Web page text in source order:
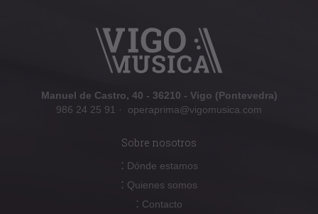
Manuel de Castro, 40 - 36210 - Vigo (Pontevedra)
986 24 25 91 · operaprima@vigomusica.com
Sobre nosotros
: Dónde estamos
: Quienes somos
: Contacto